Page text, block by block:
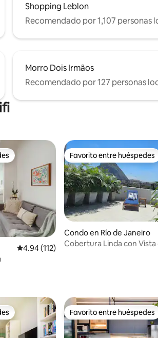
Shopping Leblon
Recomendado por 1,107 personas
Morro Dois Irmãos
Recomendado por 127 personas
Calificación promedio: 4.94 de 5, 112
4.94 (112)
Favorito entre huéspedes
Favorito entre huéspedes
Condo en Río de Janeiro
Cobertura Linda con Vista
Favorito entre huéspedes
Favorito entre huéspedes